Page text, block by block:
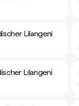
Lilangeni
Lilangeni